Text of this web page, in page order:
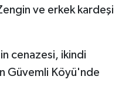
ve erkek kardeşi
cenazesi, ikindi
Güvemli Köyü'nde